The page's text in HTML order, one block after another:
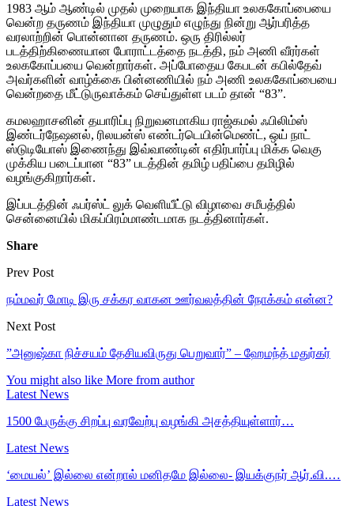
1983 ஆம் ஆண்டில் முதல் முறையாக இந்தியா உலககோப்பையை
வென்ற தருணம் இந்தியா முழுதும் எழுந்து நின்று ஆர்பரித்த
வரலாற்றின் பொன்னான தருணம். ஒரு திரில்லர்
படத்திற்கிணையான போராட்டத்தை நடத்தி, நம் அணி வீரர்கள்
உலககோப்பயை வென்றார்கள். அப்போதைய கேபடன் கபில்தேவ்
அவர்களின் வாழ்க்கை பின்னணியில் நம் அணி உலககோப்பையை
வென்றதை மீட்டுருவாக்கம் செய்துள்ள படம் தான் “83”.
கமலஹாசனின் தயாரிப்பு நிறுவனமாகிய ராஜ்கமல் ஃபிலிம்ஸ்
இண்டர்நேஷனல், ரிலயன்ஸ் எண்டர்டெயின்மெண்ட், ஒய் நாட்
ஸ்டுடியோஸ் இணைந்து இவ்வாண்டின் எதிர்பார்ப்பு மிக்க வெகு
முக்கிய படைப்பான “83” படத்தின் தமிழ் பதிப்பை தமிழில்
வழங்குகிறார்கள்.
இப்படத்தின் ஃபர்ஸ்ட் லுக் வெளியீட்டு விழாவை சமீபத்தில்
சென்னையில் மிகப்பிரம்மாண்டமாக நடத்தினார்கள்.
Share
Prev Post
நம்மவர் மோடி இரு சக்கர வாகன ஊர்வலத்தின் நோக்கம் என்ன?
Next Post
”அனுஷ்கா நிச்சயம் தேசியவிருது பெறுவார்” – ஹேமந்த் மதுர்கர்
You might also like More from author
Latest News
1500 பேருக்கு சிறப்பு வரவேற்பு வழங்கி அசத்தியுள்ளார்…
Latest News
‘மையல்’ இல்லை என்றால் மனிதமே இல்லை- இயக்குநர் ஆர்.வி.…
Latest News